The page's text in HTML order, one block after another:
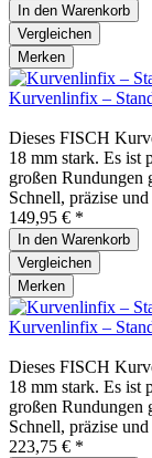
In den Warenkorb
Vergleichen
Merken
Kurvenlinfix –
Dieses FISCH
18 mm stark. Es ist
großen Rundungen
Schnell, präzise
149,95 € *
In den Warenkorb
Vergleichen
Merken
Kurvenlinfix –
Dieses FISCH
18 mm stark. Es ist
großen Rundungen
Schnell, präzise
223,75 € *